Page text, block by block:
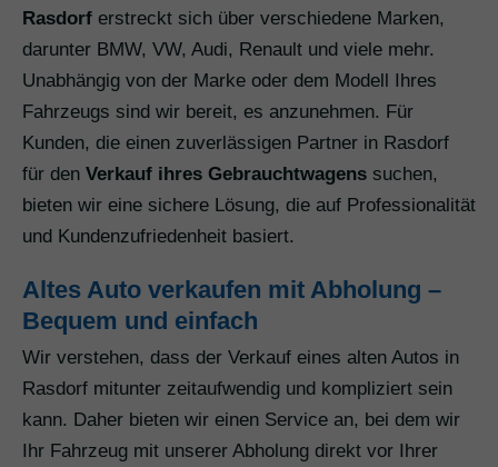
Rasdorf erstreckt sich über verschiedene Marken,
darunter BMW, VW, Audi, Renault und viele mehr.
Unabhängig von der Marke oder dem Modell Ihres
Fahrzeugs sind wir bereit, es anzunehmen. Für
Kunden, die einen zuverlässigen Partner in Rasdorf
für den Verkauf ihres Gebrauchtwagens suchen,
bieten wir eine sichere Lösung, die auf Professionalität
und Kundenzufriedenheit basiert.
Altes Auto verkaufen mit Abholung –
Bequem und einfach
Wir verstehen, dass der Verkauf eines alten Autos in
Rasdorf mitunter zeitaufwendig und kompliziert sein
kann. Daher bieten wir einen Service an, bei dem wir
Ihr Fahrzeug mit unserer Abholung direkt vor Ihrer